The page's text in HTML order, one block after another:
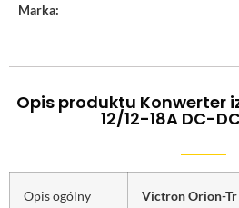
Marka:
Opis produktu Konwerter
12/12-18A DC-
Opis ogólny
Victron Orion-